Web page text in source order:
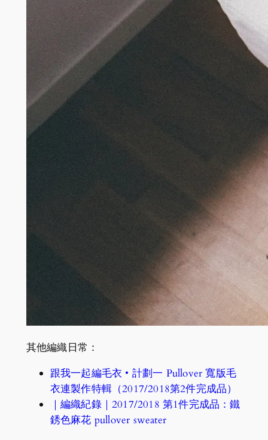
其他編織日常：
跟我一起編毛衣 • 計劃一 Pullover 寬版毛
衣連製作特輯（2017/2018第2件完成品）
｜編織紀錄｜2017/2018 第1件完成品：鐵
銹色麻花 pullover sweater